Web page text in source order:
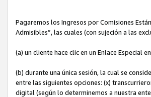
Pagaremos los Ingresos por Comisiones
Admisibles”, las cuales (con sujeción a las
(a) un cliente hace clic en un Enlace Especial
(b) durante una única sesión, la cual se
entre las siguientes opciones: (x)
digital (según lo determinemos a nuestra